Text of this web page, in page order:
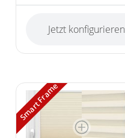
Jetzt konfigurieren
Smart Frame